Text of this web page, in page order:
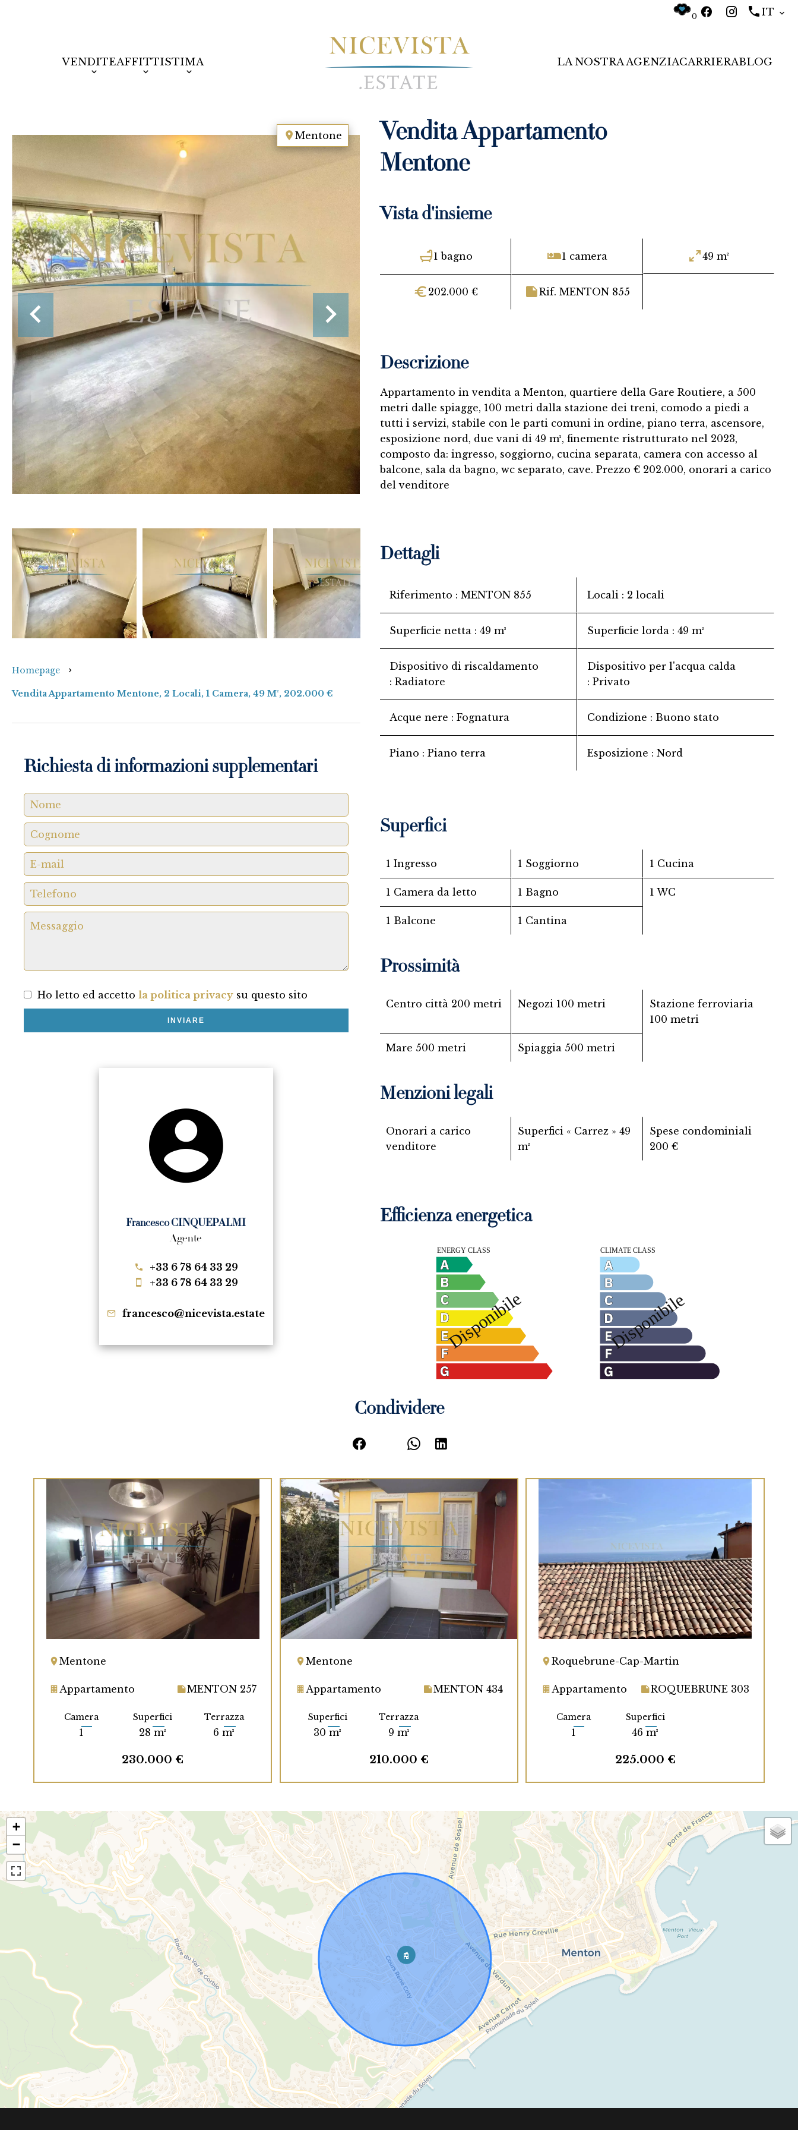
0 IT
VENDITEAFFITTISTIMA LA NOSTRA AGENZIACARRIERABLOG
Mentone
Homepage
Vendita Appartamento Mentone, 2 Locali, 1 Camera, 49 M², 202.000 €
Richiesta di informazioni supplementari
Ho letto ed accetto la politica privacy su questo sito
INVIARE
Francesco CINQUEPALMI
Agente
+33 6 78 64 33 29
+33 6 78 64 33 29
francesco@nicevista.estate
Vendita Appartamento
Mentone
Vista d'insieme
1 bagno 1 camera 49 m²
202.000 € Rif. MENTON 855
Descrizione
Appartamento in vendita a Menton, quartiere della Gare Routiere, a 500
metri dalle spiagge, 100 metri dalla stazione dei treni, comodo a piedi a
tutti i servizi, stabile con le parti comuni in ordine, piano terra, ascensore,
esposizione nord, due vani di 49 m², finemente ristrutturato nel 2023,
composto da: ingresso, soggiorno, cucina separata, camera con accesso al
balcone, sala da bagno, wc separato, cave. Prezzo € 202.000, onorari a carico
del venditore
Dettagli
Riferimento MENTON 855 Locali 2 locali
Superficie netta 49 m² Superficie lorda 49 m²
Dispositivo di riscaldamento
Radiatore
Dispositivo per l'acqua calda
Privato
Acque nere Fognatura Condizione Buono stato
Piano Piano terra Esposizione Nord
Superfici
1 Ingresso 1 Soggiorno 1 Cucina
1 Camera da letto 1 Bagno 1 WC
1 Balcone 1 Cantina
Prossimità
Centro città 200 metri Negozi 100 metri
Stazione ferroviaria
100 metri
Mare 500 metri Spiaggia 500 metri
Menzioni legali
Onorari a carico
venditore
Superfici « Carrez »49
m²
Spese condominiali
200 €
Efficienza energetica
Condividere
Mentone
Appartamento MENTON 257
Camera
1
Superfici
28 m²
Terrazza
6 m²
230.000 €
Mentone
Appartamento MENTON 434
Superfici
30 m²
Terrazza
9 m²
210.000 €
Roquebrune-Cap-Martin
Appartamento ROQUEBRUNE 303
Camera
1
Superfici
46 m²
225.000 €
+
−